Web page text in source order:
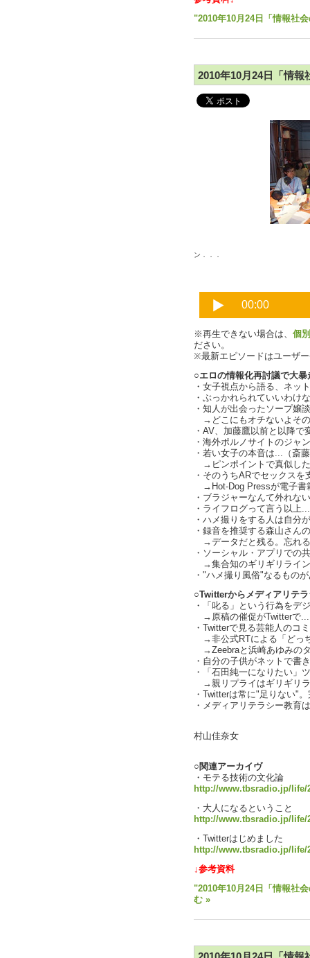
"2010年10月24日「情報社
2010年10月24日「情
ン．．．
※再生できない場合は、 個
ださい。
※最新エピソードはユーザ
○エロの情報化再討議で大
・女子視点から語る、ネッ
・ぶっかれられていいわけ
・知人が出会ったソープ嬢
→どこにもオチないよそ
・AV、加藤鷹以前と以降
・海外ポルノサイトのジャ
・若い女子の本音は...（斎
→ピンポイントで真似し
・そのうちARでセックス
→Hot-Dog Pressが電子書
・ブラジャーなんて外れな
・ライフログって言う以上
・ハメ撮りをする人は自分
・録音を推奨する森山さん
→データだと残る。忘れ
・ソーシャル・アプリでの
→集合知のギリギリライ
・"ハメ撮り風俗"なるもの
○Twitterからメディアリテ
・「叱る」という行為をデ
→原稿の催促がTwitterで...
・Twitterで見る芸能人のコ
→非公式RTによる「どっ
→Zeebraと浜崎あゆみの
・自分の子供がネットで書
・「石田純一になりたい」
→親リプライはギリギリ
・Twitterは常に"足りない"
・メディアリテラシー教育
村山佳奈女
○関連アーカイヴ
・モテる技術の文化論
http://www.tbsradio.jp/life/
・大人になるということ
http://www.tbsradio.jp/life/
・Twitterはじめました
http://www.tbsradio.jp/life/
↓参考資料
"2010年10月24日「情報社
む »